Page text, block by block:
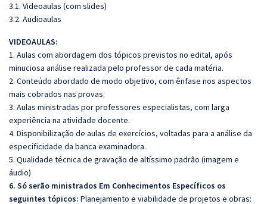
3.1. Videoaulas (com slides)
3.2. Audioaulas
VIDEOAULAS:
1. Aulas com abordagem dos tópicos previstos no edital, após
minuciosa análise realizada pelo professor de cada matéria.
2. Conteúdo abordado de modo objetivo, com ênfase nos aspectos
mais cobrados nas provas.
3. Aulas ministradas por professores especialistas, com larga
experiência na atividade docente.
4. Disponibilização de aulas de exercícios, voltadas para a análise da
especificidade da banca examinadora.
5. Qualidade técnica de gravação de altíssimo padrão (imagem e
áudio)
6. Só serão ministrados Em Conhecimentos Específicos os
seguintes tópicos: Planejamento e viabilidade de projetos e obras: